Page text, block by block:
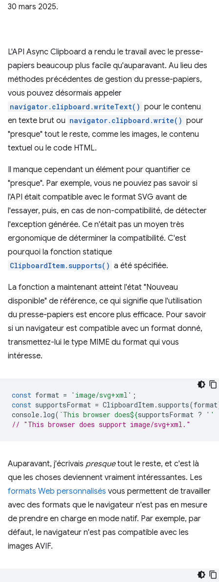
30 mars 2025.
L'API Async Clipboard a rendu le travail avec le presse-
papiers beaucoup plus facile qu'auparavant. Au lieu des
méthodes précédentes de gestion du presse-papiers,
vous pouvez désormais appeler
navigator.clipboard.writeText() pour le contenu
en texte brut ou navigator.clipboard.write() pour
"presque" tout le reste, comme les images, le contenu
textuel ou le code HTML.
Il manque cependant un élément pour quantifier ce
"presque". Par exemple, vous ne pouviez pas savoir si
l'API était compatible avec le format SVG avant de
l'essayer, puis, en cas de non-compatibilité, de détecter
l'exception générée. Ce n'était pas un moyen très
ergonomique de déterminer la compatibilité. C'est
pourquoi la fonction statique
ClipboardItem.supports() a été spécifiée.
La fonction a maintenant atteint l'état "Nouveau
disponible" de référence, ce qui signifie que l'utilisation
du presse-papiers est encore plus efficace. Pour savoir
si un navigateur est compatible avec un format donné,
transmettez-lui le type MIME du format qui vous
intéresse.
const format = 'image/svg+xml' ;
const supportsFormat = ClipboardItem . supports(format
console. log( `This browser does${supportsFormat ? ''
// "This browser does support image/svg+xml."
Auparavant, j'écrivais presquetout le reste, et c'est là
que les choses deviennent vraiment intéressantes. Les
formats Web personnalisés vous permettent de travailler
avec des formats que le navigateur n'est pas en mesure
de prendre en charge en mode natif. Par exemple, par
défaut, le navigateur n'est pas compatible avec les
images AVIF.